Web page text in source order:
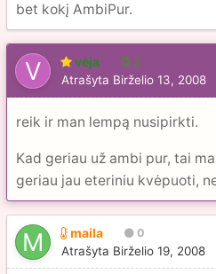
bet kokį AmbiPur.
vėja 2
Atrašyta Birželio 13, 2008
reik ir man lempą nusipirkti.
Kad geriau už ambi pur, tai
geriau jau eteriniu kvėpuoti,
maila 0
Atrašyta Birželio 19, 2008